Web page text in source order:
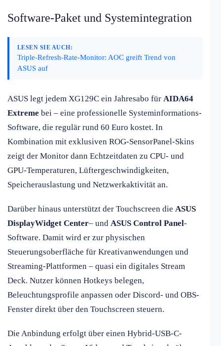
Software-Paket und Systemintegration
LESEN SIE AUCH:
Triple-Refresh-Rate-Monitor: AOC greift Trend von
ASUS auf
ASUS legt jedem XG129C ein Jahresabo für AIDA64
Extreme bei – eine professionelle Systeminformations-
Software, die regulär rund 60 Euro kostet. In
Kombination mit exklusiven ROG-SensorPanel-Skins
zeigt der Monitor dann Echtzeitdaten zu CPU- und
GPU-Temperaturen, Lüftergeschwindigkeiten,
Speicherauslastung und Netzwerkaktivität an.
Darüber hinaus unterstützt der Touchscreen die ASUS
DisplayWidget Center– und ASUS Control Panel-
Software. Damit wird er zur physischen
Steuerungsoberfläche für Kreativanwendungen und
Streaming-Plattformen – quasi ein digitales Stream
Deck. Nutzer können Hotkeys belegen,
Beleuchtungsprofile anpassen oder Discord- und OBS-
Fenster direkt über den Touchscreen steuern.
Die Anbindung erfolgt über einen Hybrid-USB-C-